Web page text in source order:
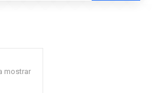
mostrar